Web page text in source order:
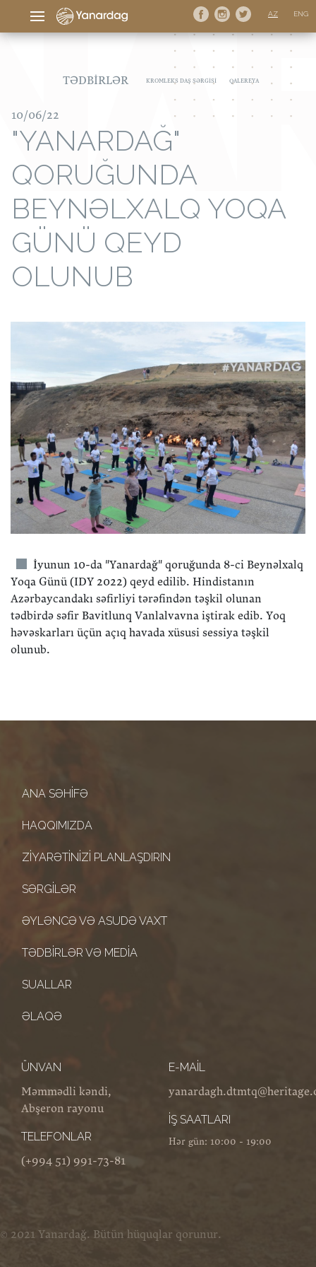
AZ ENG
TƏDBIRLƏR KROMLEKS DAŞ SƏRGISI QALEREYA
10/06/22
"YANARDAĞ"
QORUĞUNDA
BEYNƏLXALQ YOQA
GÜNÜ QEYD
OLUNUB
İyunun 10-da "Yanardağ" qoruğunda 8-ci Beynəlxalq
Yoqa Günü (IDY 2022) qeyd edilib. Hindistanın
Azərbaycandakı səfirliyi tərəfindən təşkil olunan
tədbirdə səfir Bavitlunq Vanlalvavna iştirak edib. Yoq
həvəskarları üçün açıq havada xüsusi sessiya təşkil
olunub.
ANA SƏHIFƏ
HAQQIMIZDA
ZIYARƏTINIZI PLANLAŞDIRIN
SƏRGILƏR
ƏYLƏNCƏ VƏ ASUDƏ VAXT
TƏDBIRLƏR VƏ MEDIA
SUALLAR
ƏLAQƏ
ÜNVAN
Məmmədli kəndi,
Abşeron rayonu
TELEFONLAR
(+994 51) 991-73-81
E-MAIL
İŞ SAATLARI
Hər gün: 10:00 - 19:00
© 2021 Yanardağ. Bütün hüquqlar qorunur.